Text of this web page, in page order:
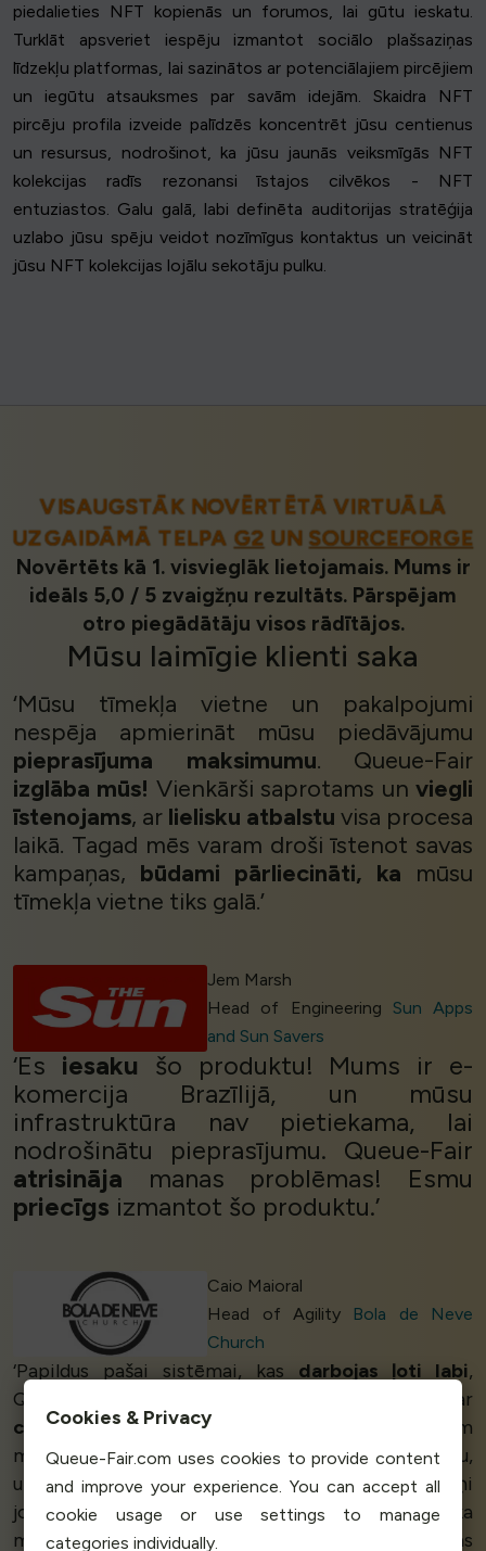
piedalieties NFT kopienās un forumos, lai gūtu ieskatu.
Turklāt apsveriet iespēju izmantot sociālo plašsaziņas
līdzekļu platformas, lai sazinātos ar potenciālajiem pircējiem
un iegūtu atsauksmes par savām idejām. Skaidra NFT
pircēju profila izveide palīdzēs koncentrēt jūsu centienus
un resursus, nodrošinot, ka jūsu jaunās veiksmīgās NFT
kolekcijas radīs rezonansi īstajos cilvēkos - NFT
entuziastos. Galu galā, labi definēta auditorijas stratēģija
uzlabo jūsu spēju veidot nozīmīgus kontaktus un veicināt
jūsu NFT kolekcijas lojālu sekotāju pulku.
VISAUGSTĀK NOVĒRTĒTĀ VIRTUĀLĀ
UZGAIDĀMĀ TELPA G2UN SOURCEFORGE
Novērtēts kā 1. visvieglāk lietojamais. Mums ir
ideāls 5,0 / 5 zvaigžņu rezultāts. Pārspējam
otro piegādātāju visos rādītājos.
Mūsu laimīgie klienti saka
‘Mūsu tīmekļa vietne un pakalpojumi
nespēja apmierināt mūsu piedāvājumu
pieprasījuma maksimumu. Queue-Fair
izglāba mūs! Vienkārši saprotams unviegli
īstenojams, ar lielisku atbalstu visa procesa
laikā. Tagad mēs varam droši īstenot savas
kampaņas, būdami pārliecināti, ka mūsu
tīmekļa vietne tiks galā.’
Jem Marsh
Head of Engineering Sun Apps
and Sun Savers
‘Es iesaku šo produktu! Mums ir e-
komercija Brazīlijā, un mūsu
infrastruktūra nav pietiekama, lai
nodrošinātu pieprasījumu. Queue-Fair
atrisināja manas problēmas! Esmu
priecīgs izmantot šo produktu.’
Caio Maioral
Head of Agility Bola de Neve
Church
‘Papildus pašai sistēmai, kas darbojas ļoti labi,
Queue-Fair izceļas uz citu sistēmu fona ar
cilvēkiem, kasstāv aiz tās. Viņi atbildēja uz visiem
maniem jautājumiem, palīdzēja manar ieviešanu,
un pat tad, kad biju gatavs sākt ražošanu, viņi
joprojām bija klāt! Es varubūt mierīgs , zinot, ka
maksimālais pieprasījums vairs neradīs problēmas
Cookies & Privacy
Queue-Fair.com uses cookies to provide content
and improve your experience. You can accept all
cookie usage or use settings to manage
categories individually.